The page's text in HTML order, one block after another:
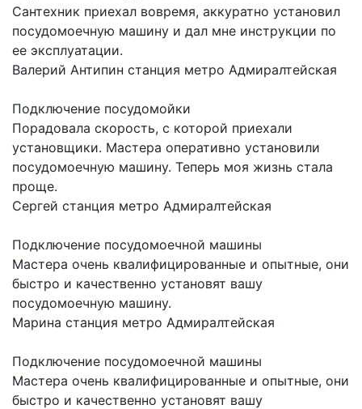
Сантехник приехал вовремя, аккуратно установил
посудомоечную машину и дал мне инструкции по
ее эксплуатации.
Валерий Антипин станция метро Адмиралтейская
Подключение посудомойки
Порадовала скорость, с которой приехали
установщики. Мастера оперативно установили
посудомоечную машину. Теперь моя жизнь стала
проще.
Сергей станция метро Адмиралтейская
Подключение посудомоечной машины
Мастера очень квалифицированные и опытные, они
быстро и качественно установят вашу
посудомоечную машину.
Марина станция метро Адмиралтейская
Подключение посудомоечной машины
Мастера очень квалифицированные и опытные, они
быстро и качественно установят вашу